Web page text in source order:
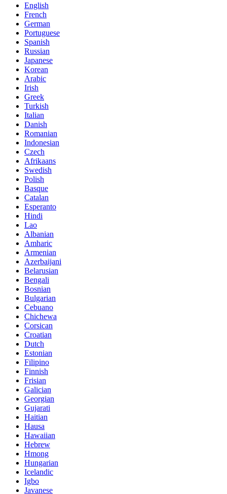
English
French
German
Portuguese
Spanish
Russian
Japanese
Korean
Arabic
Irish
Greek
Turkish
Italian
Danish
Romanian
Indonesian
Czech
Afrikaans
Swedish
Polish
Basque
Catalan
Esperanto
Hindi
Lao
Albanian
Amharic
Armenian
Azerbaijani
Belarusian
Bengali
Bosnian
Bulgarian
Cebuano
Chichewa
Corsican
Croatian
Dutch
Estonian
Filipino
Finnish
Frisian
Galician
Georgian
Gujarati
Haitian
Hausa
Hawaiian
Hebrew
Hmong
Hungarian
Icelandic
Igbo
Javanese